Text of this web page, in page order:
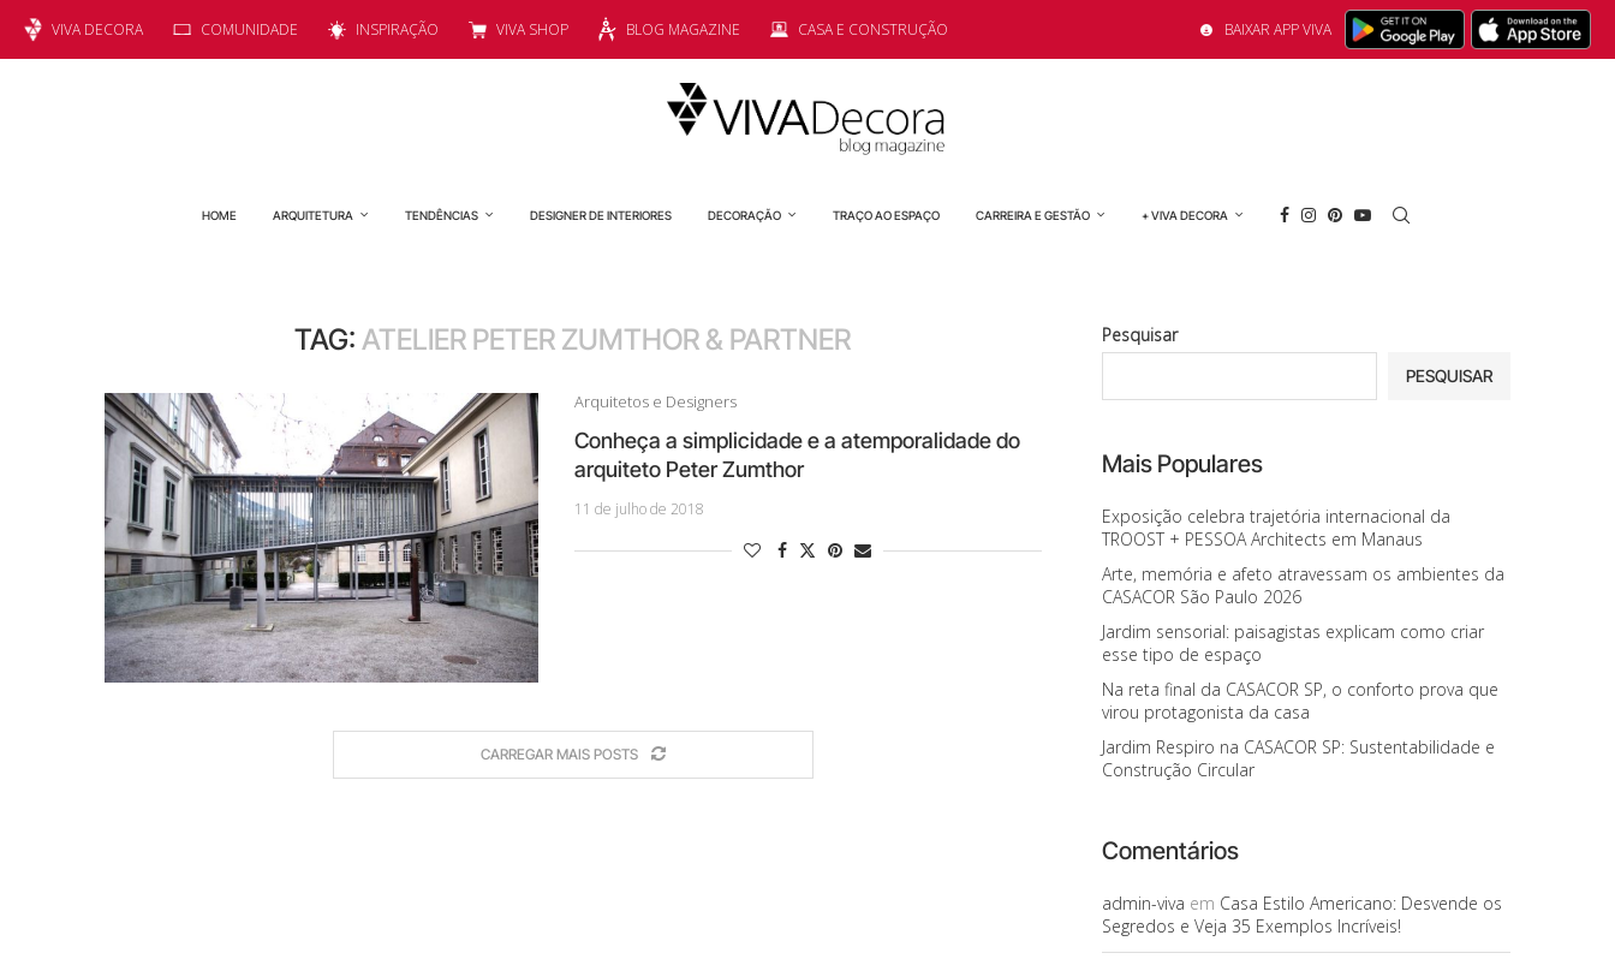
VIVA DECORA COMUNIDADE INSPIRAÇÃO VIVA SHOP BLOG MAGAZINE CASA E CONSTRUÇÃO BAIXAR APP VIVA
HOME ARQUITETURA TENDÊNCIAS DESIGNER DE INTERIORES DECORAÇÃO TRAÇO AO ESPAÇO CARREIRA E GESTÃO + VIVA DECORA
TAG:ATELIER PETER ZUMTHOR & PARTNER
Arquitetos e Designers
Conheça a simplicidade e a atemporalidade do
arquiteto Peter Zumthor
11 de julho de 2018
CARREGAR MAIS POSTS
Pesquisar
PESQUISAR
Mais Populares
Exposição celebra trajetória internacional da
TROOST + PESSOA Architects em Manaus
Arte, memória e afeto atravessam os ambientes da
CASACOR São Paulo 2026
Jardim sensorial: paisagistas explicam como criar
esse tipo de espaço
Na reta final da CASACOR SP, o conforto prova que
virou protagonista da casa
Jardim Respiro na CASACOR SP: Sustentabilidade e
Construção Circular
Comentários
admin-viva em Casa Estilo Americano: Desvende os
Segredos e Veja 35 Exemplos Incríveis!